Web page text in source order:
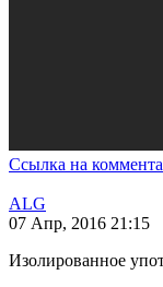
Ссылка на
ALG
07 Апр, 2016 21:15
Изолированное